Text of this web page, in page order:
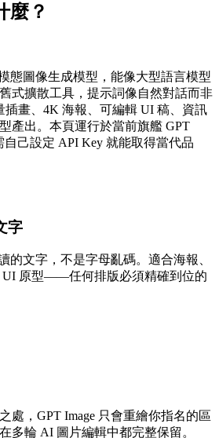
麼？
態圖像生成模型，能像大型語言模型
式擴散工具，提示詞像自然對話而非
畫、4K 海報、可編輯 UI 稿、資訊
產出。本頁運行於當前旗艦 GPT
自己設定 API Key 就能取得當代品
字
的文字，不是字母亂碼。適合海報、
UI 原型——任何排版必須精確到位的
處，GPT Image 只會重繪你指名的區
多輪 AI 圖片編輯中都完整保留。